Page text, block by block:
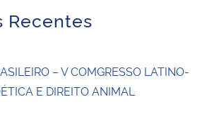
Recentes
– V COMGRESSO LATINO-
E DIREITO ANIMAL